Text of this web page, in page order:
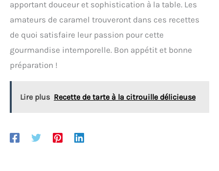
apportant douceur et sophistication à la table. Les
amateurs de caramel trouveront dans ces recettes
de quoi satisfaire leur passion pour cette
gourmandise intemporelle. Bon appétit et bonne
préparation !
Lire plus Recette de tarte à la citrouille délicieuse